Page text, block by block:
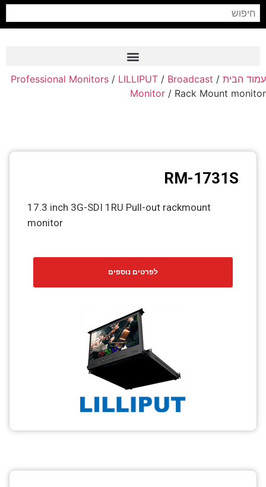
Frame Grabber
PTZ Confrence Camera
C-Mount Lenss
Professional Video Equipment
AV over IP
Photo Printers
עמוד הבית /
Professional Monitors / LILLIPUT / Broadcast
Monitor / Rack Mount monitor
RM-1731S
17.3 inch 3G-SDI 1RU Pull-out rackmount
monitor
לפרטים נוספים